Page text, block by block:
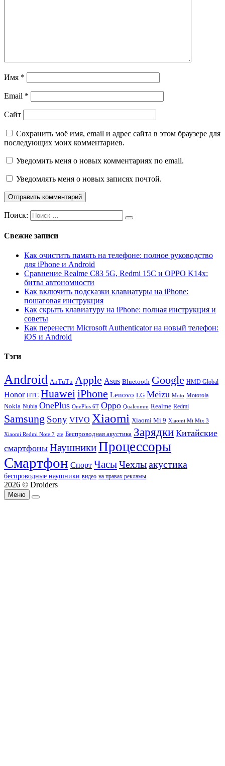
Имя *
Email *
Сайт
Сохранить моё имя, email и адрес сайта в этом браузере для
последующих моих комментариев.
Уведомить меня о новых комментариях по email.
Уведомлять меня о новых записях почтой.
Поиск:
Свежие записи
Как очистить память на телефоне: полное руководство
для iPhone и Android
Сравнение Realme C83 5G, Redmi 15C и OPPO K14x:
битва автономности
Как включить подсказки клавиатуры на iPhone:
пошаговая инструкция
Как скрыть клавиатуру на iPhone: полная инструкция и
советы
Как перенести Microsoft Authenticator на новый телефон:
iOS и Android
Тэги
Android AnTuTu Apple Asus Bluetooth Google HMD Global
Honor HTC Huawei iPhone Lenovo LG Meizu Moto Motorola
Nokia Nubia OnePlus OnePlus 6T Oppo Qualcomm Realme Redmi
Samsung Sony VIVO Xiaomi Xiaomi Mi 9 Xiaomi Mi Mix 3
Xiaomi Redmi Note 7 zte Беспроводная акустика Зарядки Китайские
смартфоны НаушникиПроцессоры
Смартфон Спорт ЧасыЧехлыакустика
беспроводные наушники видео на правах рекламы
2026 © Droiders
Меню